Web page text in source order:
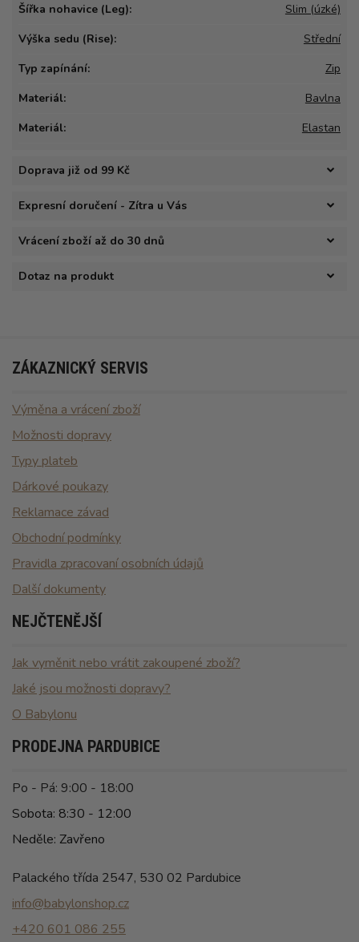
Šířka nohavice (Leg):
Slim (úzké)
Výška sedu (Rise):
Střední
Typ zapínání:
Zip
Materiál:
Bavlna
Materiál:
Elastan
Doprava již od 99 Kč
Expresní doručení - Zítra u Vás
Vrácení zboží až do 30 dnů
Dotaz na produkt
ZÁKAZNICKÝ SERVIS
Výměna a vrácení zboží
Možnosti dopravy
Typy plateb
Dárkové poukazy
Reklamace závad
Obchodní podmínky
Pravidla zpracovaní osobních údajů
Další dokumenty
NEJČTENĚJŠÍ
Jak vyměnit nebo vrátit zakoupené zboží?
Jaké jsou možnosti dopravy?
O Babylonu
PRODEJNA PARDUBICE
Po - Pá: 9:00 - 18:00
Sobota: 8:30 - 12:00
Neděle: Zavřeno
Palackého třída 2547, 530 02 Pardubice
info@babylonshop.cz
+420 601 086 255